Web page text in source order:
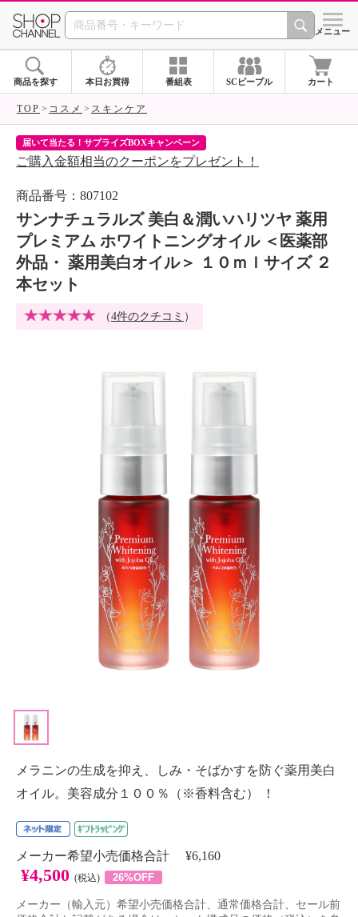
SHOP CHANNEL シメニュー
商品を探す 本日お買得 番組表 SCピープル カート
TOP コスメ スキンケア
届いて当たる！サプライズBOXキャンペーン
ご購入金額相当のクーポンをプレゼント！
商品番号：807102
サンナチュラルズ 美白＆潤いハリツヤ 薬用
プレミアム ホワイトニングオイル ＜医薬部
外品・ 薬用美白オイル＞ １０ｍｌサイズ ２
本セット
（4件のクチコミ ）
メラニンの生成を抑え、しみ・そばかすを防ぐ薬用美白
オイル。美容成分１００％（※香料含む） ！
メーカー希望小売価格合計 ¥6,160
¥4,500 (税込) 26%OFF
メーカー（輸入元）希望小売価格合計、通常価格合計、セール前